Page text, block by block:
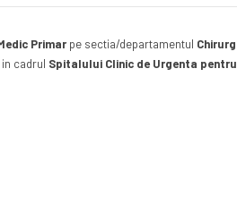
Primar pe sectia/departamentul
in cadrul Spitalului Clinic de Urgenta